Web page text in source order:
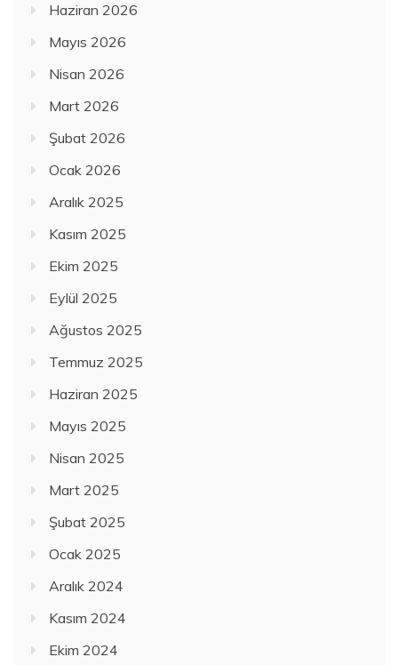
Haziran 2026
Mayıs 2026
Nisan 2026
Mart 2026
Şubat 2026
Ocak 2026
Aralık 2025
Kasım 2025
Ekim 2025
Eylül 2025
Ağustos 2025
Temmuz 2025
Haziran 2025
Mayıs 2025
Nisan 2025
Mart 2025
Şubat 2025
Ocak 2025
Aralık 2024
Kasım 2024
Ekim 2024